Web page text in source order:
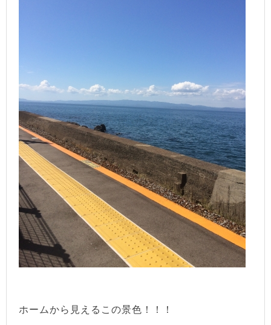
ホームから見えるこの景色！！！